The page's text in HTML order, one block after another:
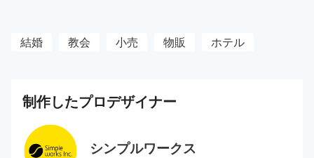
結婚 教会 小売 物販 ホテル
制作したプロデザイナー
シンプルワークス